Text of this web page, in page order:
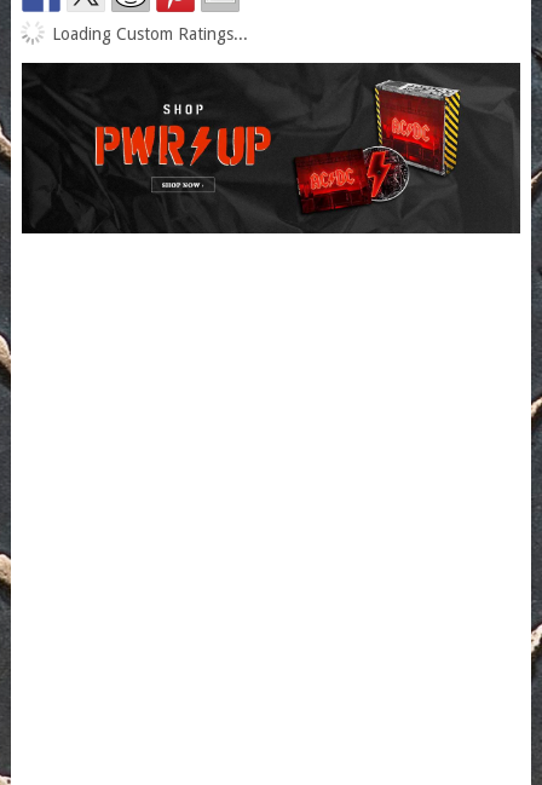
Loading Custom Ratings...